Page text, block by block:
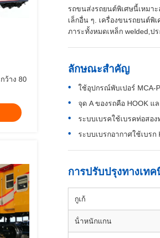
ว้าง 80
รถขนส่งรถยนต์พิเศษนี้เหม
เล็กอื่น ๆ. เครื่องขนรถยนต์พิ
ภาระทั้งหมดเหล็ก welded,ป
ลักษณะสําคัญ
ใช้อุปกรณ์พับเปอร์ MCA-
จุด A ของรถคือ HOOK แ
ระบบเบรคใช้เบรคท่อสอ
ระบบเบรกอากาศใช้เบร
การปรับปรุงทางเท
กูเก้
น้ําหนักแกน